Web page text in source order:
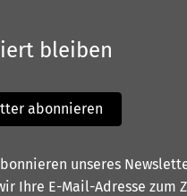
bleiben
abonnieren
unseres
Ihre E-Mail-Adresse zum